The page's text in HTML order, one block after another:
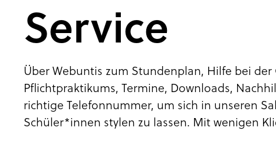
Service
Über Webuntis zum Stundenplan, Hilfe bei
Pflichtpraktikums, Termine, Downloads,
richtige Telefonnummer, um sich in unseren
Schüler*innen stylen zu lassen. Mit wenigen